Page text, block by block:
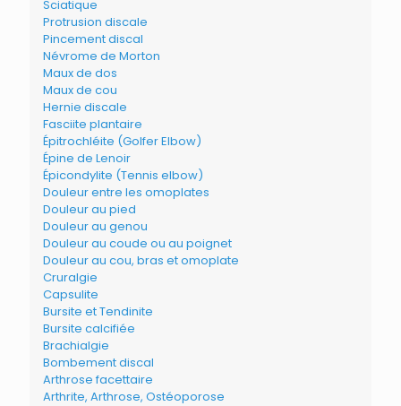
Sciatique
Protrusion discale
Pincement discal
Névrome de Morton
Maux de dos
Maux de cou
Hernie discale
Fasciite plantaire
Épitrochléite (Golfer Elbow)
Épine de Lenoir
Épicondylite (Tennis elbow)
Douleur entre les omoplates
Douleur au pied
Douleur au genou
Douleur au coude ou au poignet
Douleur au cou, bras et omoplate
Cruralgie
Capsulite
Bursite et Tendinite
Bursite calcifiée
Brachialgie
Bombement discal
Arthrose facettaire
Arthrite, Arthrose, Ostéoporose